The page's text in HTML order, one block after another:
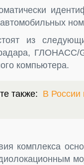
из
ГЛОНАСС/
компьютера.
также: В России
комплекса